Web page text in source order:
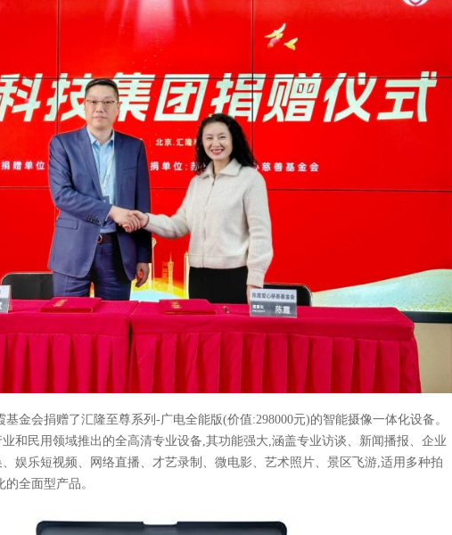
基金会捐赠了汇隆至尊系列-广电全能版(价值:298000元)的智能摄像一体化设备。
和民用领域推出的全高清专业设备,其功能强大,涵盖专业访谈、新闻播报、企业
娱乐短视频、网络直播、才艺录制、微电影、艺术照片、景区飞游,适用多种拍
全面型产品。